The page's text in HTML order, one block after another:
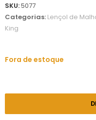
SKU:5077
Categorias: Lençol de
King
Fora de estoque